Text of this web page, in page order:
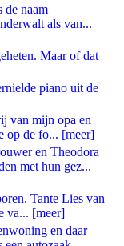
de naam
als van...
Maar of dat
piano uit de
van mijn opa en
op de fo... [meer]
en Theodora
met hun gez...
Tante Lies van
va... [meer]
en daar